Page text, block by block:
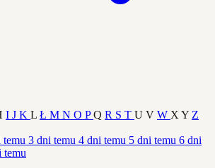
I J K L Ł M N O PQ R S T U V W X Y Z
temu 3 dni temu 4 dni temu 5 dni temu 6 dni
temu